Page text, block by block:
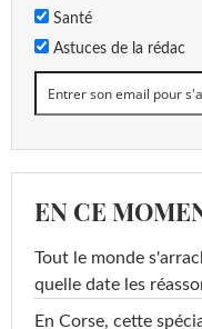
Santé
Astuces de la rédac
EN CE
Tout le monde
quelle date les
En Corse, cette